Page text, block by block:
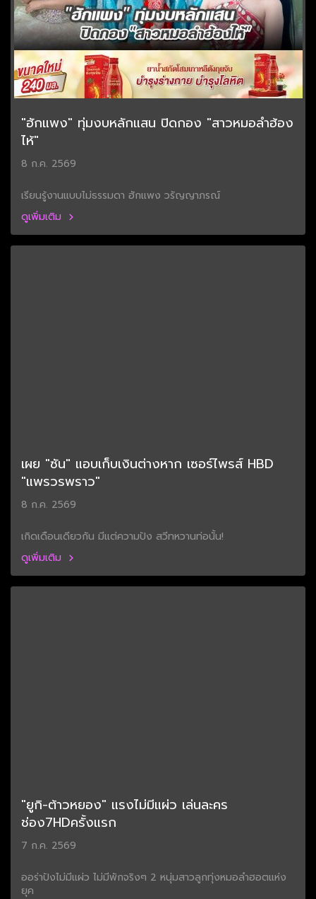
"ฮักแพง" ทุ่มงบหลักแสน ปิดกอง "สาวหมอลำฮ้อง
ไห้"
8 ก.ค. 2569
เรียนรู้งานแบบไม่ธรรมดา ฮักแพง วรัญญาภรณ์
ดูเพิ่มเติม
เผย "ซัน" แอบเก็บเงินต่างหาก เซอร์ไพรส์ HBD
"แพรวรพราว"
8 ก.ค. 2569
เกิดเดือนเดียวกัน มีแต่ความปัง สวีทหวานท่อนั้น!
ดูเพิ่มเติม
"ยูกิ-ต้าวหยอง" แรงไม่มีแผ่ว เล่นละคร
ช่อง7HDครั้งแรก
7 ก.ค. 2569
ออร่าปังไม่มีแผ่ว ไม่มีพักจริงๆ 2 หนุ่มสาวลูกทุ่งหมอลำฮอตแห่ง
ยุค